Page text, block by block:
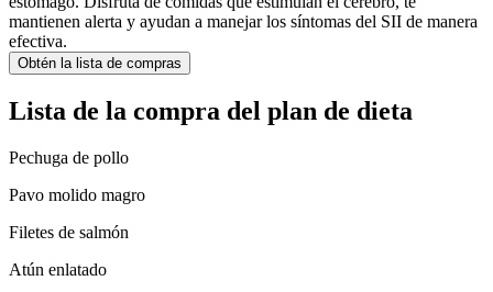
mantienen alerta y ayudan a manejar los síntomas del SII de manera
efectiva.
Obtén la lista de compras
Lista de la compra del plan de dieta
Pechuga de pollo
Pavo molido magro
Filetes de salmón
Atún enlatado